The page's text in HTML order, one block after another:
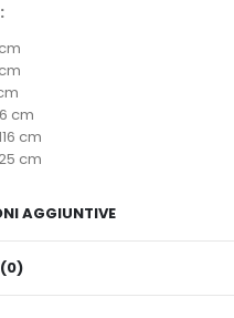
cm
cm
cm
AGGIUNTIVE
(0)